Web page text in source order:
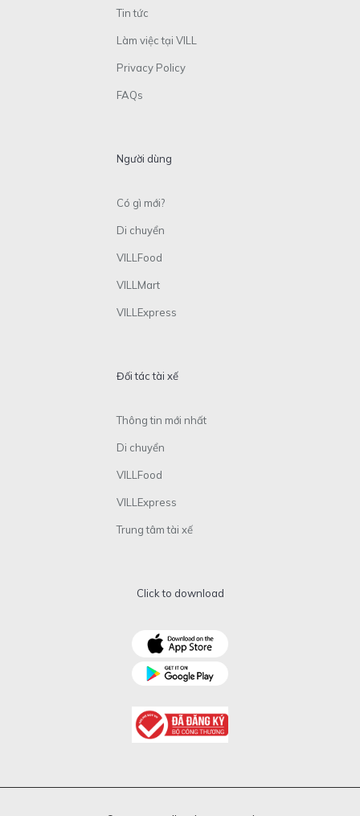
Tin tức
Làm việc tại VILL
Privacy Policy
FAQs
Người dùng
Có gì mới?
Di chuyển
VILLFood
VILLMart
VILLExpress
Đối tác tài xế
Thông tin mới nhất
Di chuyển
VILLFood
VILLExpress
Trung tâm tài xế
Click to download